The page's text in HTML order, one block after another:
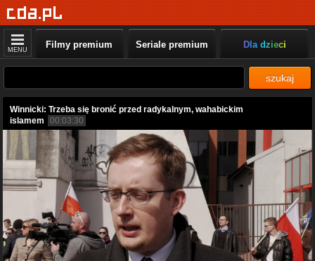
MENU Filmy premium Seriale premium Dla dzieci
szukaj
Winnicki: Trzeba się bronić przed radykalnym, wahabickim
islamem
00:03:30